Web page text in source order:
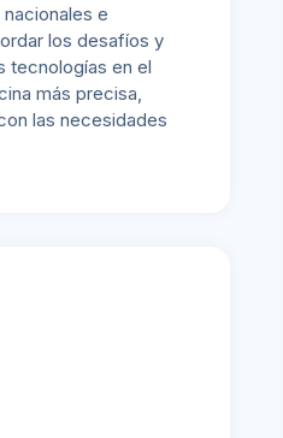
e
los desafíos y
tecnologías en el
más precisa,
las necesidades